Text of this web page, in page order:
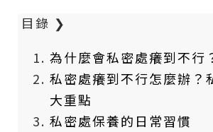
目錄 ❯
為什麼會私密處癢到不行
私密處癢到不行怎麼辦？
大重點
私密處保養的日常習慣